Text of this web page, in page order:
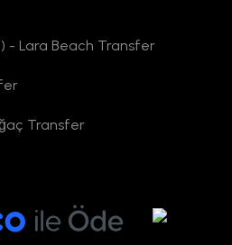
- Lara Beach Transfer
Transfer